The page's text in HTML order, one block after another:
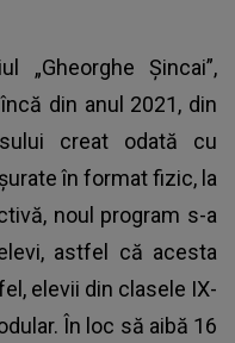
„Gheorghe Șincai”,
din anul 2021, din
creat odată cu
în format fizic, la
noul program s-a
astfel că acesta
elevii din clasele IX-
În loc să aibă 16